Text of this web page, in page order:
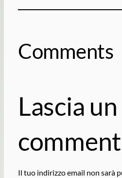
Comments
Lascia un
Il tuo indirizzo email non sarà